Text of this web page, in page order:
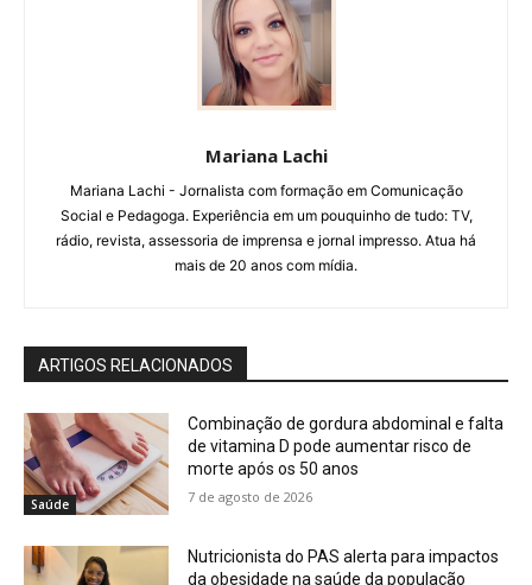
Mariana Lachi
Mariana Lachi - Jornalista com formação em Comunicação
Social e Pedagoga. Experiência em um pouquinho de tudo: TV,
rádio, revista, assessoria de imprensa e jornal impresso. Atua há
mais de 20 anos com mídia.
ARTIGOS RELACIONADOS
Saúde
Combinação de gordura abdominal e falta
de vitamina D pode aumentar risco de
morte após os 50 anos
7 de agosto de 2026
Nutricionista do PAS alerta para impactos
da obesidade na saúde da população